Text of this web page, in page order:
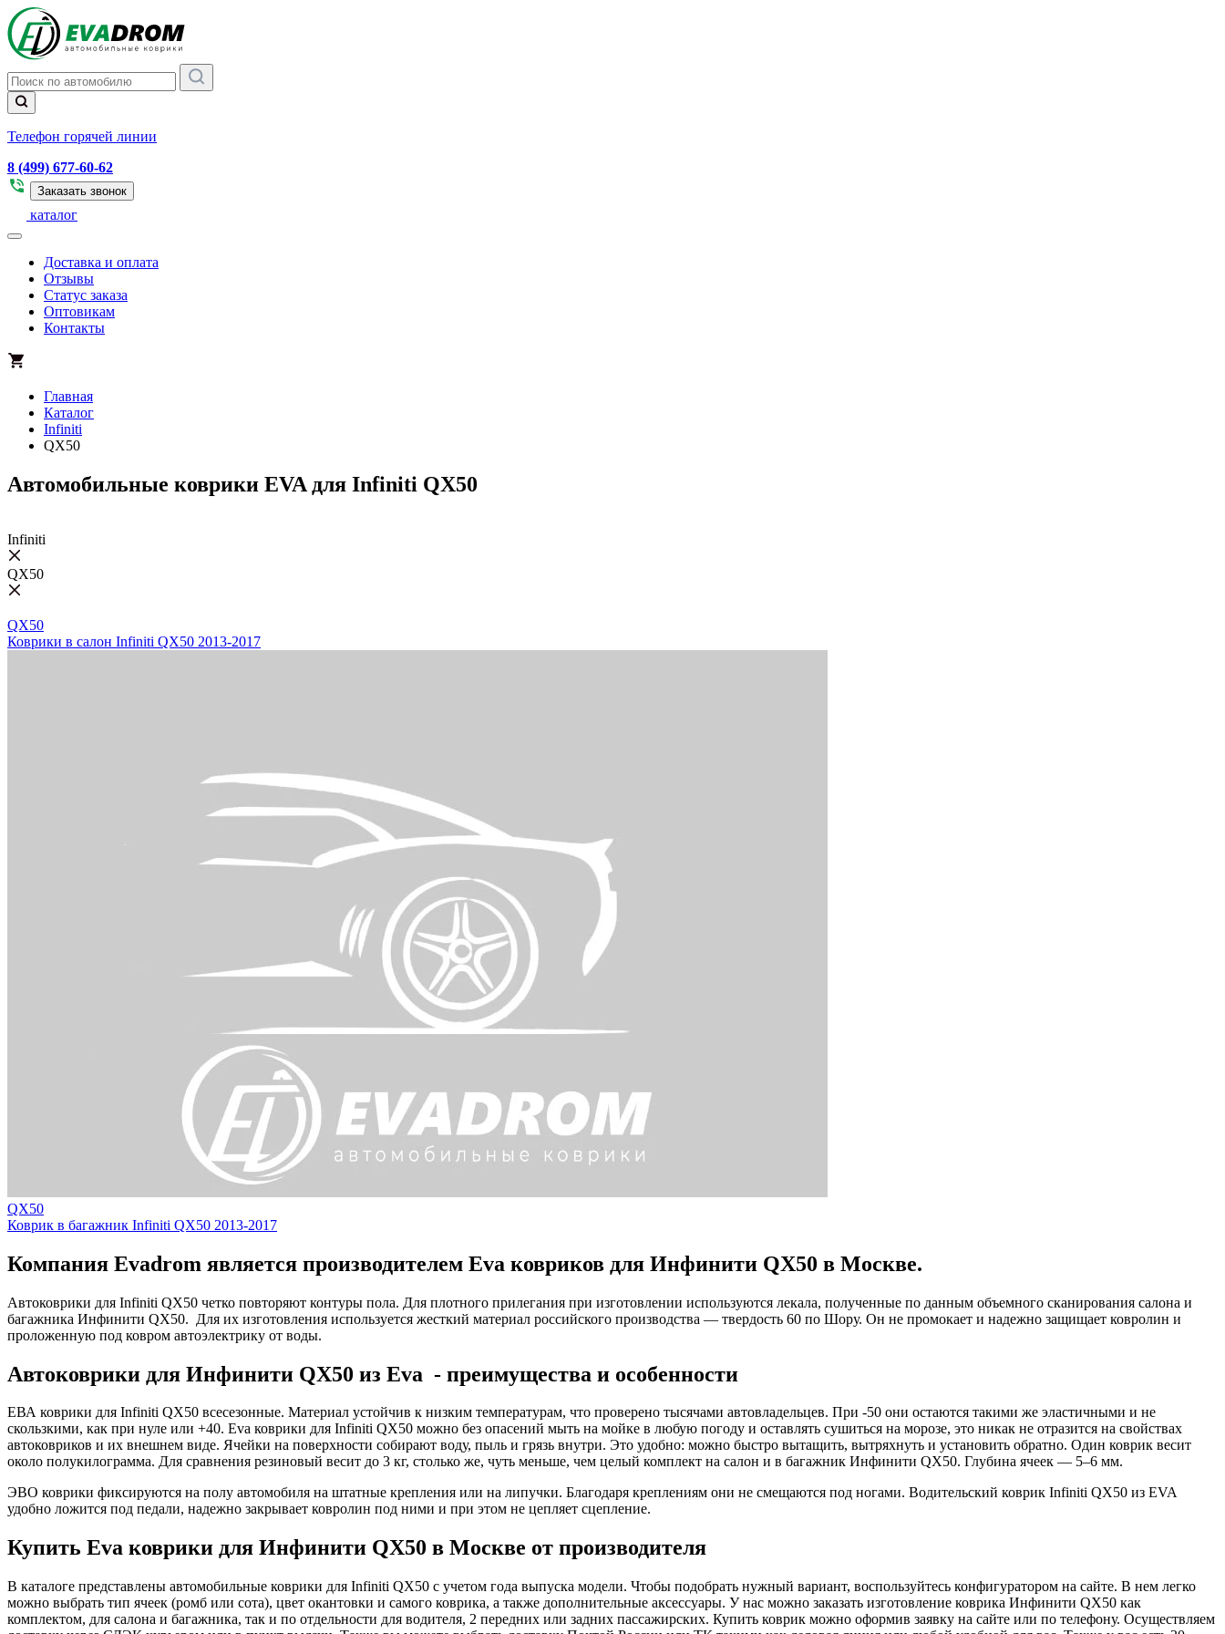
Телефон горячей линии
8 (499) 677-60-62
Заказать звонок
каталог
Доставка и оплата
Отзывы
Статус заказа
Оптовикам
Контакты
Главная
Каталог
Infiniti
QX50
Автомобильные коврики EVA для Infiniti QX50
Infiniti
QX50
QX50
Коврики в салон Infiniti QX50 2013-2017
QX50
Коврик в багажник Infiniti QX50 2013-2017
Компания Evadrom является производителем Eva ковриков для Инфинити QX50 в Москве.
Автоковрики для Infiniti QX50 четко повторяют контуры пола. Для плотного прилегания при изготовлении используются лекала, полученные по данным объемного сканирования салона и
багажника Инфинити QX50. Для их изготовления используется жесткий материал российского производства — твердость 60 по Шору. Он не промокает и надежно защищает ковролин и
проложенную под ковром автоэлектрику от воды.
Автоковрики для Инфинити QX50 из Eva - преимущества и особенности
ЕВА коврики для Infiniti QX50 всесезонные. Материал устойчив к низким температурам, что проверено тысячами автовладельцев. При -50 они остаются такими же эластичными и не
скользкими, как при нуле или +40. Eva коврики для Infiniti QX50 можно без опасений мыть на мойке в любую погоду и оставлять сушиться на морозе, это никак не отразится на свойствах
автоковриков и их внешнем виде. Ячейки на поверхности собирают воду, пыль и грязь внутри. Это удобно: можно быстро вытащить, вытряхнуть и установить обратно. Один коврик весит
около полукилограмма. Для сравнения резиновый весит до 3 кг, столько же, чуть меньше, чем целый комплект на салон и в багажник Инфинити QX50. Глубина ячеек — 5–6 мм.
ЭВО коврики фиксируются на полу автомобиля на штатные крепления или на липучки. Благодаря креплениям они не смещаются под ногами. Водительский коврик Infiniti QX50 из EVA
удобно ложится под педали, надежно закрывает ковролин под ними и при этом не цепляет сцепление.
Купить Eva коврики для Инфинити QX50 в Москве от производителя
В каталоге представлены автомобильные коврики для Infiniti QX50 с учетом года выпуска модели. Чтобы подобрать нужный вариант, воспользуйтесь конфигуратором на сайте. В нем легко
можно выбрать тип ячеек (ромб или сота), цвет окантовки и самого коврика, а также дополнительные аксессуары. У нас можно заказать изготовление коврика Инфинити QX50 как
комплектом, для салона и багажника, так и по отдельности для водителя, 2 передних или задних пассажирских. Купить коврик можно оформив заявку на сайте или по телефону. Осуществляем